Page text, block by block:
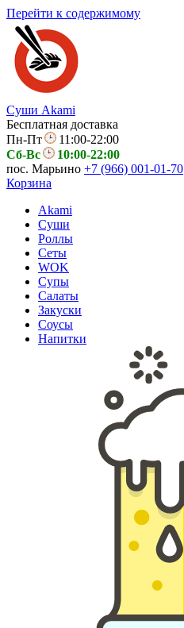
Перейти к содержимому
Суши Akami
Бесплатная доставка
Пн-Пт
11:00-22:00
Сб-Вс
10:00-22:00
пос. Марьино +7 (966) 001-01-70
Корзина
Akami
Суши
Роллы
Сеты
WOK
Супы
Салаты
Закуски
Соусы
Напитки